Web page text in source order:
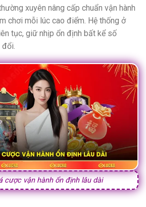
xuyên nâng cấp chuẩn vận hành
chơi mỗi lúc cao điểm. Hệ thống ở
tục, giữ nhịp ổn định bất kể số
đổi.
cược vận hành ổn định lâu dài